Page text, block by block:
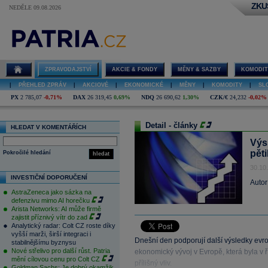
NEDĚLE 09.08.2026
ZPRAVODAJSTVÍ AKCIE & FONDY MĚNY & SAZBY
PŘEHLED ZPRÁV AKCIOVÉ EKONOMICKÉ MĚNY KOMODITY
PX 2 785,07 -0,71% DAX 26 319,45 0,69% NDQ 26 690,62 1,30% CZK/€ 24,232 -0,02%
HLEDAT V KOMENTÁŘÍCH
hledat
Pokročilé hledání
INVESTIČNÍ DOPORUČENÍ
AstraZeneca jako sázka na
defenzivu mimo AI horečku
Arista Networks: AI může firmě
zajistit příznivý vítr do zad
Analytický radar: Colt CZ roste díky
vyšší marži, širší integraci i
stabilnějšímu byznysu
Nové střelivo pro další růst. Patria
mění cílovou cenu pro Colt CZ
Detail - články
Dnešní den podporují další výsledky
ekonomický vývoj v Evropě, která byla
přílišný vliv.